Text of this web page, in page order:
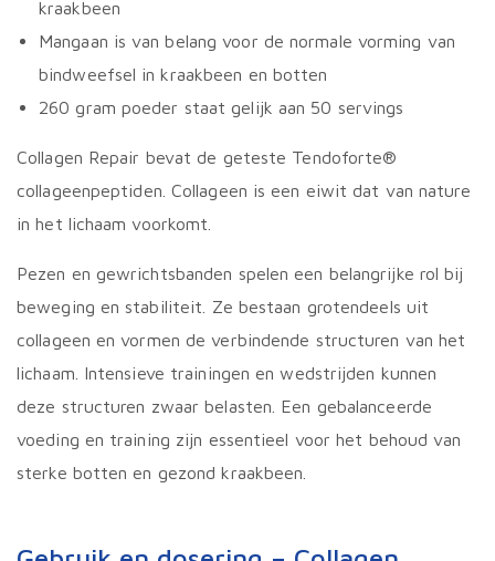
kraakbeen
Mangaan is van belang voor de normale vorming van
bindweefsel in kraakbeen en botten
260 gram poeder staat gelijk aan 50 servings
Collagen Repair bevat de geteste Tendoforte®
collageenpeptiden. Collageen is een eiwit dat van nature
in het lichaam voorkomt.
Pezen en gewrichtsbanden spelen een belangrijke rol bij
beweging en stabiliteit. Ze bestaan grotendeels uit
collageen en vormen de verbindende structuren van het
lichaam. Intensieve trainingen en wedstrijden kunnen
deze structuren zwaar belasten. Een gebalanceerde
voeding en training zijn essentieel voor het behoud van
sterke botten en gezond kraakbeen.